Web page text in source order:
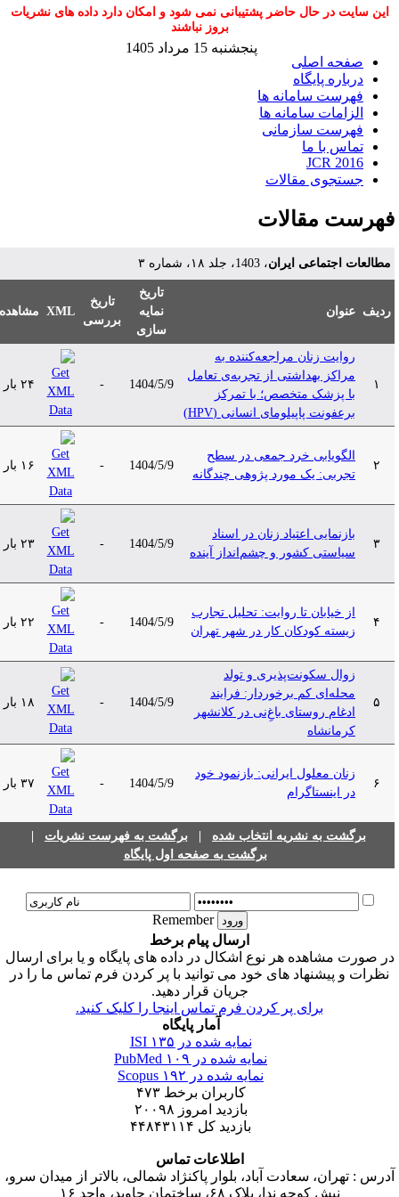
این سایت در حال حاضر پشتیبانی نمی شود و امکان دارد داده های نشریات
بروز نباشند
صفحه اصلی
درباره پایگاه
فهرست سامانه ها
الزامات سامانه ها
فهرست سازمانی
تماس با ما
JCR 2016
جستجوی مقالات
پنجشنبه 15 مرداد 1405
مقالات
مطالعات اجتماعی ایران ، 1403، جلد ۱۸، شماره ۳
ردیف عنوان
تاریخ
نمایه
سازی
تاریخ
بررسی
XML مشاهده
روایت زنان مراجعه‌‌کننده به
مراکز بهداشتی از تجربه‌ی تعامل
با پزشک متخصص؛ با تمرکز
برعفونت پاپیلومای انسانی (HPV)
1404/5/9 ۲۴ بار
الگویابی خرد جمعی در سطح
تجربی: یک مورد پژوهی چندگانه
1404/5/9 ۱۶ بار
بازنمایی اعتیاد زنان در اسناد
سیاستی کشور و چشم‌انداز آینده
1404/5/9 ۲۳ بار
از خیابان تا روایت: تحلیل تجارب
زیسته کودکان کار در شهر تهران
1404/5/9 ۲۲ بار
زوال سکونت‌پذیری و تولد
محله‌ای کم برخوردار: فرایند
ادغام روستای باغِ‌نی در کلانشهر
کرمانشاه
1404/5/9 ۱۸ بار
زنان معلول ایرانی: بازنمود خود
در اینستاگرام
1404/5/9 ۳۷ بار
برگشت به نشریه انتخاب شده| برگشت به فهرست نشریات|
برگشت به صفحه اول پایگاه
Remember
ارسال پیام برخط
صورت مشاهده هر نوع اشکال در داده های پایگاه و یا برای ارسال
نظرات و پیشنهاد های خود می توانید با پر کردن فرم تماس ما را در
جریان قرار دهید.
برای پر کردن فرم تماس اینجا را کلیک کنید.
آمار پایگاه
نمایه شده در ISI۱۳۵
نمایه شده در PubMed۱۰۹
نمایه شده در Scopus۱۹۲
کاربران برخط۴۷۳
بازدید امروز۲۰۰۹۸
بازدید کل ۴۴۸۴۳۱۱۴
اطلاعات تماس
: تهران، سعادت آباد، بلوار پاکنژاد شمالی، بالاتر از میدان سرو،
نبش کوچه ندا، پلاک ۶۸، ساختمان جاوید، واحد ۱۶